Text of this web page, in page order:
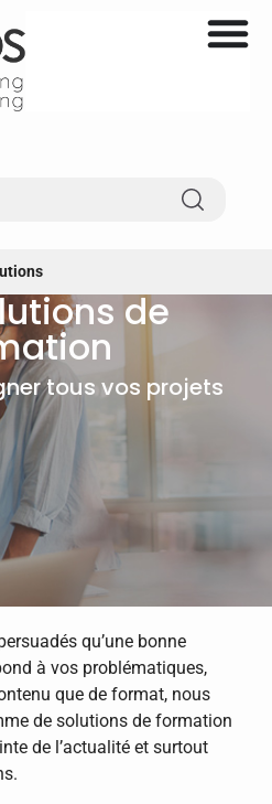
de
tous vos projets
qu’une bonne
à vos problématiques,
que de format, nous
de solutions de formation
de l’actualité et surtout